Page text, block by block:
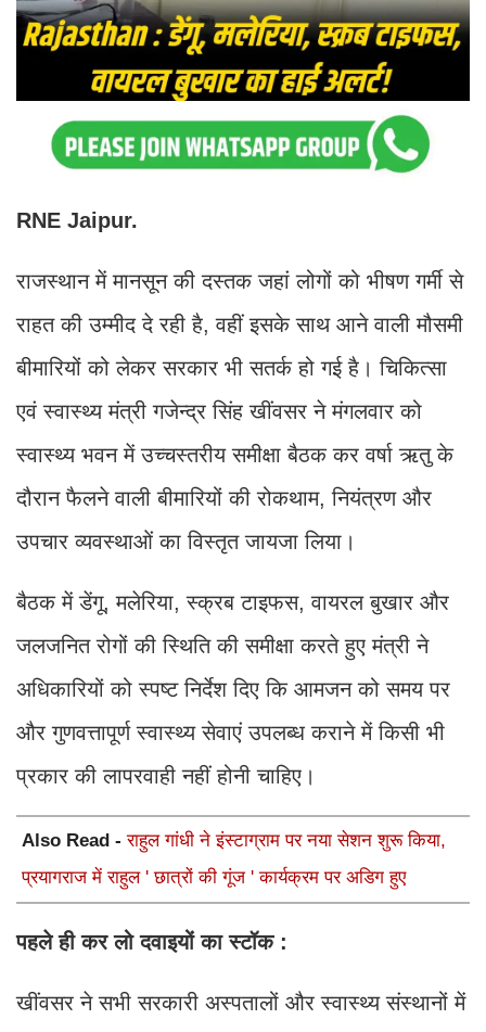
RNE Jaipur.
राजस्थान में मानसून की दस्तक जहां लोगों को भीषण गर्मी से
राहत की उम्मीद दे रही है, वहीं इसके साथ आने वाली मौसमी
बीमारियों को लेकर सरकार भी सतर्क हो गई है। चिकित्सा
एवं स्वास्थ्य मंत्री गजेन्द्र सिंह खींवसर ने मंगलवार को
स्वास्थ्य भवन में उच्चस्तरीय समीक्षा बैठक कर वर्षा ऋतु के
दौरान फैलने वाली बीमारियों की रोकथाम, नियंत्रण और
उपचार व्यवस्थाओं का विस्तृत जायजा लिया।
बैठक में डेंगू, मलेरिया, स्क्रब टाइफस, वायरल बुखार और
जलजनित रोगों की स्थिति की समीक्षा करते हुए मंत्री ने
अधिकारियों को स्पष्ट निर्देश दिए कि आमजन को समय पर
और गुणवत्तापूर्ण स्वास्थ्य सेवाएं उपलब्ध कराने में किसी भी
प्रकार की लापरवाही नहीं होनी चाहिए।
Also Read -राहुल गांधी ने इंस्टाग्राम पर नया सेशन शुरू किया,
प्रयागराज में राहुल ' छात्रों की गूंज ' कार्यक्रम पर अडिग हुए
पहले ही कर लो दवाइयों का स्टॉक :
खींवसर ने सभी सरकारी अस्पतालों और स्वास्थ्य संस्थानों में